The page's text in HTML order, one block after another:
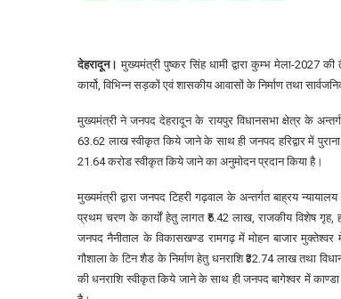
देहरादून। मुख्यमंत्री पुष्कर सिंह धामी द्वारा कुम्भ मेला-2027
कार्यो, विभिन्न सड़कों एवं शासकीय आवासों के निर्माण तथा
मुख्यमंत्री ने जनपद देहरादून के रायपुर विधानसभा क्षेत्र के
63.62 लाख स्वीकृत किये जाने के साथ ही जनपद हरिद्वार में पुराना
21.64 करोड स्वीकृत किये जाने का अनुमोदन प्रदान किया है।
मुख्यमंत्री द्वारा जनपद टिहरी गढ़वाल के अन्तर्गत बाह्रय
प्रथम चरण के कार्यों हेतु लागत ₹5.42 लाख, राजकीय विशेष गृह,
जनपद नैनीताल के विकासखण्ड रामगढ़ में मोहन बाजार मुक्तेश्वर में
गौशाला के टिन शैड के निर्माण हेतु धनराशि ₹32.74 लाख तथा
की धनराशि स्वीकृत किये जाने के साथ ही जनपद बागेश्वर में काण्डा